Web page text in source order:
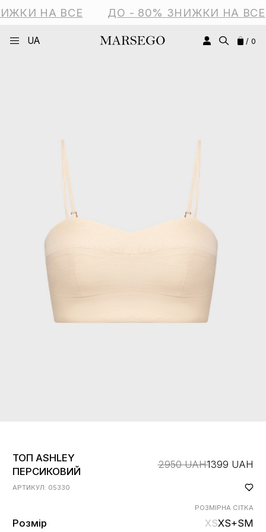
НА ВСЕ ДО - 80% ЗНИЖКИ НА ВСЕ
UA / 0
ТОП ASHLEY
ПЕРСИКОВИЙ
2950 UAH1399 UAH
АРТИКУЛ: 05330
РОЗМІРНА СІТКА
Розмір XSXS+SM